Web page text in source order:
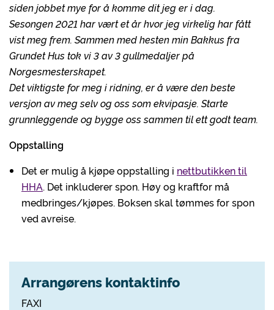
siden jobbet mye for å komme dit jeg er i dag.
Sesongen 2021 har vært et år hvor jeg virkelig har fått
vist meg frem. Sammen med hesten min Bakkus fra
Grundet Hus tok vi 3 av 3 gullmedaljer på
Norgesmesterskapet.
Det viktigste for meg i ridning, er å være den beste
versjon av meg selv og oss som ekvipasje. Starte
grunnleggende og bygge oss sammen til ett godt team.
Oppstalling
Det er mulig å kjøpe oppstalling i nettbutikken til
HHA. Det inkluderer spon. Høy og kraftfor må
medbringes/kjøpes. Boksen skal tømmes for spon
ved avreise.
Arrangørens kontaktinfo
FAXI